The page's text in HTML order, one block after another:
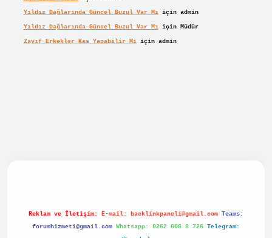
Yıldız Dağlarında Güncel Buzul Var Mıiçin admin
Yıldız Dağlarında Güncel Buzul Var Mıiçin Müdür
Zayıf Erkekler Kas Yapabilir Miiçin admin
Reklam ve İletişim: E-mail: backlinkpaneli@gmail.com Teams:
forumhizmeti@gmail.com Whatsapp: 0262 606 0 726 Telegram: